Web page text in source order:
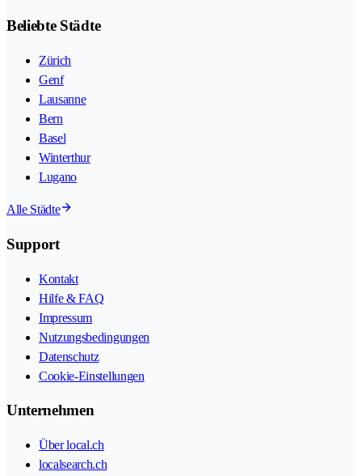
Beliebte Städte
Zürich
Genf
Lausanne
Bern
Basel
Winterthur
Lugano
Alle Städte
Support
Kontakt
Hilfe & FAQ
Impressum
Nutzungsbedingungen
Datenschutz
Cookie-Einstellungen
Unternehmen
Über local.ch
localsearch.ch